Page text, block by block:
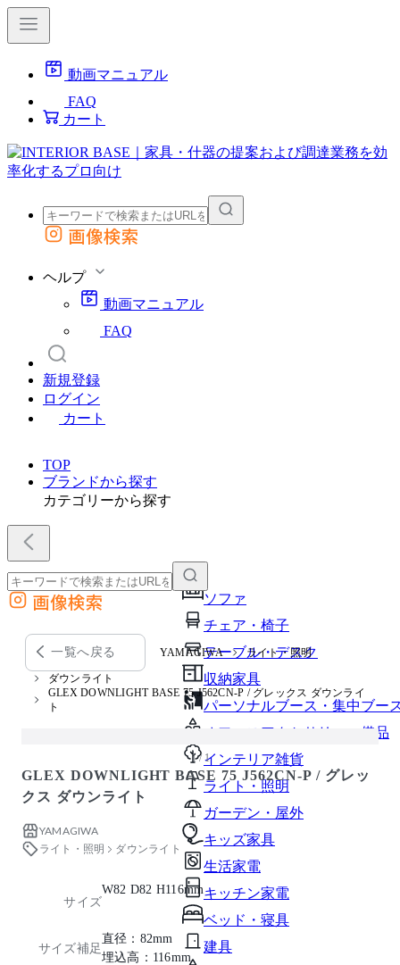
動画マニュアル
FAQ
カート
外部サイトの商品をカートに追加
画像検索
ヘルプ
動画マニュアル
FAQ
新規登録
ログイン
カート
TOP
ブランドから探す
カテゴリーから探す
ソファ
チェア・椅子
テーブル・デスク
収納家具
パーソナルブース・集中ブー
オフィスアクセサリー・備品
インテリア雑貨
ライト・照明
ガーデン・屋外
キッズ家具
生活家電
キッチン家電
ベッド・寝具
建具
外部サイトの商品をカートに追加
他のサイトで見つけた商品ページのURLを貼り付けて、カートに追加できます
画像検索
一覧へ戻る YAMAGIWA ライト・照明
ダウンライト
GLEX DOWNLIGHT BASE 75 J562CN-P / グレックス ダウンライ
ト
1 / 1
GLEX DOWNLIGHT BASE 75 J562CN-P / グレッ
クス ダウンライト
YAMAGIWA
ライト・照明
ダウンライト
サイズ
W82 D82 H116mm
サイズ補足
直径：82mm
埋込高：116mm